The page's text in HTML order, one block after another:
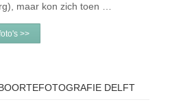
maar kon zich toen …
>>
DELFT